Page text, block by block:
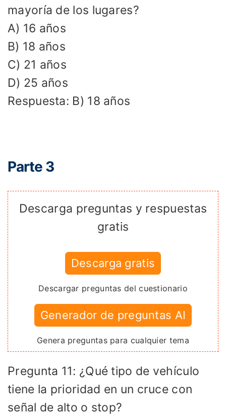
mayoría de los lugares?
A) 16 años
B) 18 años
C) 21 años
D) 25 años
Respuesta: B) 18 años
Parte 3
Descarga preguntas y respuestas
gratis
Descarga gratis
Descargar preguntas del cuestionario
Generador de preguntas AI
Genera preguntas para cualquier tema
Pregunta 11: ¿Qué tipo de vehículo
tiene la prioridad en un cruce con
señal de alto o stop?